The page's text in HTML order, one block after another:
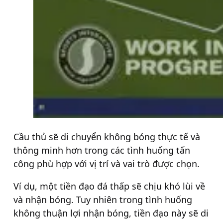
Cầu thủ sẽ di chuyển không bóng thực tế và
thông minh hơn trong các tình huống tấn
công phù hợp với vị trí và vai trò được chọn.
Ví dụ, một tiền đạo đá thấp sẽ chịu khó lùi về
và nhận bóng. Tuy nhiên trong tình huống
không thuận lợi nhận bóng, tiền đạo này sẽ di